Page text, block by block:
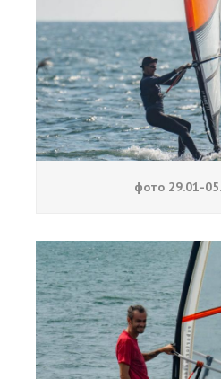
фото 29.01-